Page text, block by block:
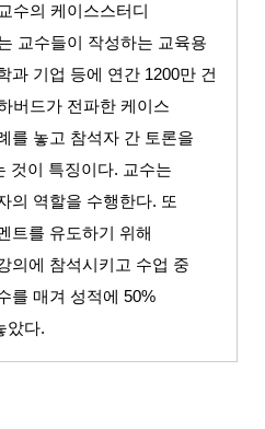
수의 케이스스터디
교수들이 작성하는 교육용
과 기업 등에 연간 1200만 건
버드가 전파한 케이스
를 놓고 참석자 간 토론을
것이 특징이다. 교수는
의 역할을 수행한다. 또
트를 유도하기 위해
의에 참석시키고 수업 중
를 매겨 성적에50%
았다.